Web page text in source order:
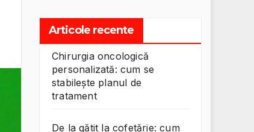
Articole recente
Chirurgia oncologică
personalizată: cum se
stabilește planul de
tratament
De la gătit la cofetărie: cum